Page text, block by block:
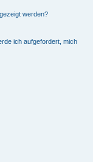
werden?
ich aufgefordert, mich